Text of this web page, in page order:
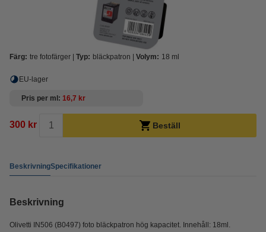
Färg: tre fotofärger Typ: bläckpatron Volym: 18 ml
EU-lager
Pris per ml 16,7 kr
300 kr Beställ
BeskrivningSpecifikationer
Beskrivning
Olivetti IN506 (B0497) foto bläckpatron hög kapacitet. Innehåll: 18ml.